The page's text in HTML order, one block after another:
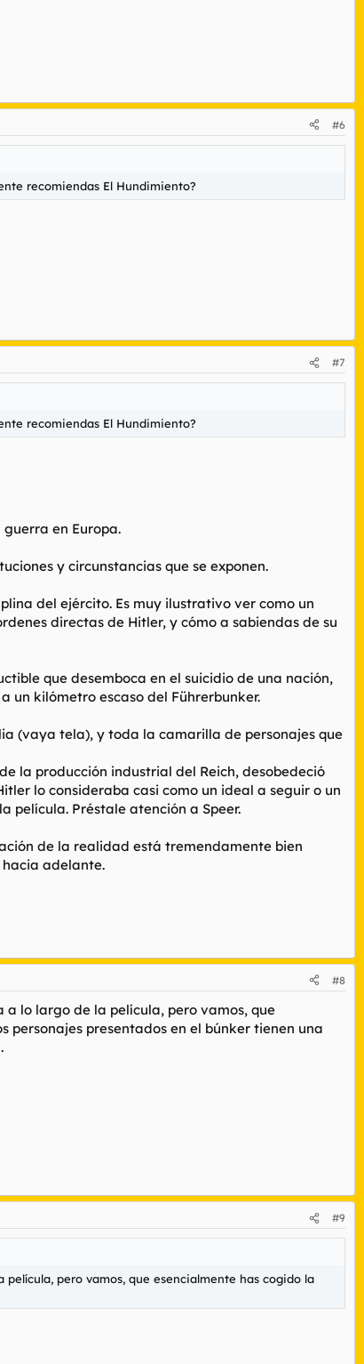
#6
recomiendas El Hundimiento?
#7
recomiendas El Hundimiento?
en Europa.
y circunstancias que se exponen.
del ejército. Es muy ilustrativo ver como un
directas de Hitler, y cómo a sabiendas de su
que desemboca en el suicidio de una nación,
un kilómetro escaso del Führerbunker.
(vaya tela), y toda la camarilla de personajes que
la producción industrial del Reich, desobedeció
lo consideraba casi como un ideal a seguir o un
película. Préstale atención a Speer.
de la realidad está tremendamente bien
adelante.
#8
lo largo de la película, pero vamos, que
presentados en el búnker tienen una
#9
pero vamos, que esencialmente has cogido la